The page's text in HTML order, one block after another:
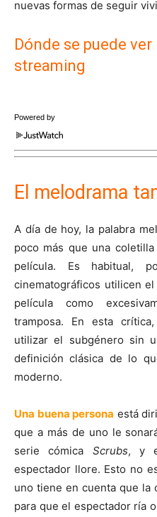
nuevas formas de seguir
Dónde se puede
streaming
Powered by
El melodrama
A día de hoy, la palabra
poco más que una
película. Es habitual,
cinematográficos utilicen
película como
tramposa. En esta
utilizar el subgénero sin
definición clásica de lo
moderno.
Una buena persona está
que a más de uno le
serie cómica Scrubs, y
espectador llore. Esto no
uno tiene en cuenta que la
para que el espectador ría